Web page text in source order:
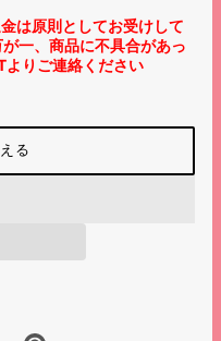
は原則としてお受けして
一、商品に不具合があっ
りご連絡ください
る